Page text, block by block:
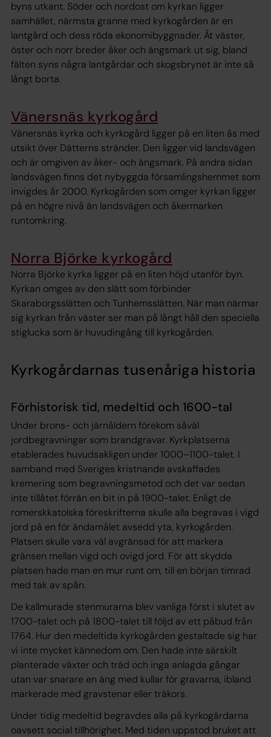
byns utkant. Söder och nordost om kyrkan ligger
samhället, närmsta granne med kyrkogården är en
lantgård och dess röda ekonomibyggnader. Åt väster,
öster och norr breder åker och ängsmark ut sig, bland
fälten syns några lantgårdar och skogsbrynet är inte så
långt borta.
Vänersnäs kyrkogård
Vänersnäs kyrka och kyrkogård ligger på en liten ås med
utsikt över Dätterns stränder. Den ligger vid landsvägen
och är omgiven av åker- och ängsmark. På andra sidan
landsvägen finns det nybyggda församlingshemmet som
invigdes år 2000. Kyrkogården som omger kyrkan ligger
på en högre nivå än landsvägen och åkermarken
runtomkring.
Norra Björke kyrkogård
Norra Björke kyrka ligger på en liten höjd utanför byn.
Kyrkan omges av den slätt som förbinder
Skaraborgsslätten och Tunhemsslätten. När man närmar
sig kyrkan från väster ser man på långt håll den speciella
stiglucka som är huvudingång till kyrkogården.
Kyrkogårdarnas tusenåriga historia
Förhistorisk tid, medeltid och 1600-tal
Under brons- och järnåldern förekom såväl
jordbegravningar som brandgravar. Kyrkplatserna
etablerades huvudsakligen under 1000–1100-talet. I
samband med Sveriges kristnande avskaffades
kremering som begravningsmetod och det var sedan
inte tillåtet förrän en bit in på 1900-talet. Enligt de
romerskkatolska föreskrifterna skulle alla begravas i vigd
jord på en för ändamålet avsedd yta, kyrkogården.
Platsen skulle vara väl avgränsad för att markera
gränsen mellan vigd och ovigd jord. För att skydda
platsen hade man en mur runt om, till en början timrad
med tak av spån.
De kallmurade stenmurarna blev vanliga först i slutet av
1700-talet och på 1800-talet till följd av ett påbud från
1764. Hur den medeltida kyrkogården gestaltade sig har
vi inte mycket kännedom om. Den hade inte särskilt
planterade växter och träd och inga anlagda gångar
utan var snarare en äng med kullar för gravarna, ibland
markerade med gravstenar eller träkors.
Under tidig medeltid begravdes alla på kyrkogårdarna
oavsett social tillhörighet. Med tiden uppstod bruket att